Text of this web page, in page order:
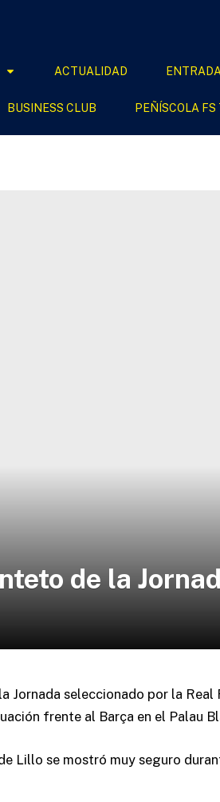
ACTUALIDAD
BUSINESS CLUB PEÑÍSCOLA FS
de la
Jornada seleccionado por la
frente al Barça en el Palau
Lillo se mostró muy seguro